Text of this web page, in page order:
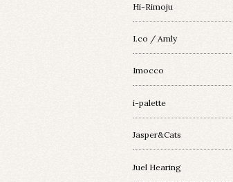
Hi-Rimoju
I.co / Amly
Imocco
i-palette
Jasper&Cats
Juel Hearing